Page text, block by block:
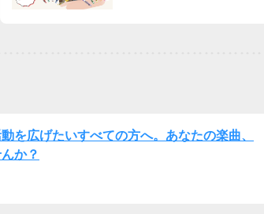
を広げたいすべての方へ。あなたの楽曲、
か？